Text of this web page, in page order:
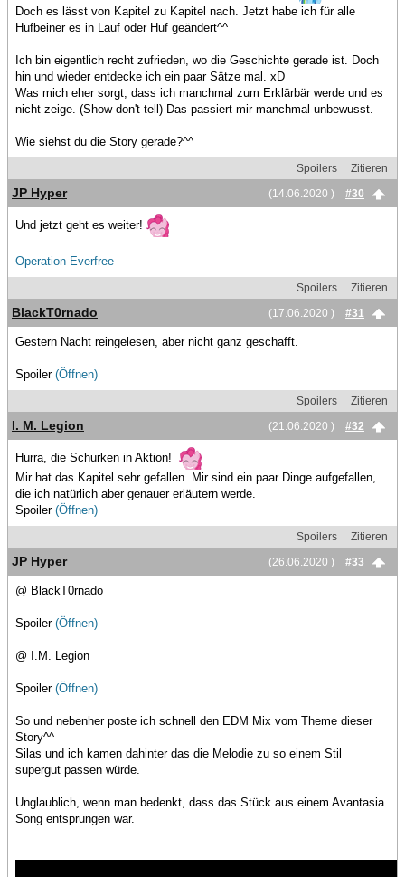
Doch es lässt von Kapitel zu Kapitel nach. Jetzt habe ich für alle
Hufbeiner es in Lauf oder Huf geändert^^
Ich bin eigentlich recht zufrieden, wo die Geschichte gerade ist. Doch
hin und wieder entdecke ich ein paar Sätze mal. xD
Was mich eher sorgt, dass ich manchmal zum Erklärbär werde und es
nicht zeige. (Show don't tell) Das passiert mir manchmal unbewusst.
Wie siehst du die Story gerade?^^
Spoilers
Zitieren
(14.06.2020 )
#30
JP Hyper
Und jetzt geht es weiter!
Operation Everfree
Spoilers
Zitieren
(17.06.2020 )
#31
BlackT0rnado
Gestern Nacht reingelesen, aber nicht ganz geschafft.
Spoiler (Öffnen)
Spoilers
Zitieren
(21.06.2020 )
#32
I. M. Legion
Hurra, die Schurken in Aktion!
Mir hat das Kapitel sehr gefallen. Mir sind ein paar Dinge aufgefallen,
die ich natürlich aber genauer erläutern werde.
Spoiler (Öffnen)
Spoilers
Zitieren
(26.06.2020 )
#33
JP Hyper
@ BlackT0rnado
Spoiler (Öffnen)
@ I.M. Legion
Spoiler (Öffnen)
So und nebenher poste ich schnell den EDM Mix vom Theme dieser
Story^^
Silas und ich kamen dahinter das die Melodie zu so einem Stil
supergut passen würde.
Unglaublich, wenn man bedenkt, dass das Stück aus einem Avantasia
Song entsprungen war.